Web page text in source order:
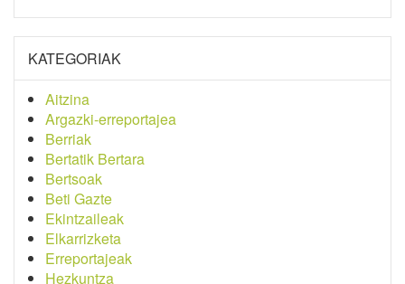
KATEGORIAK
Aitzina
Argazki-erreportajea
Berriak
Bertatik Bertara
Bertsoak
Beti Gazte
Ekintzaileak
Elkarrizketa
Erreportajeak
Hezkuntza